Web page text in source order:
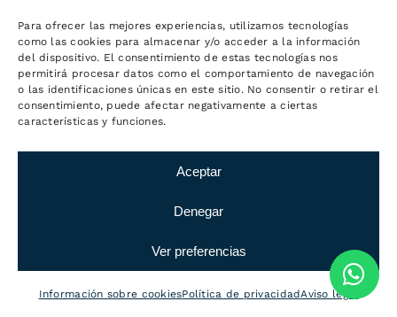
Para ofrecer las mejores experiencias, utilizamos tecnologías
como las cookies para almacenar y/o acceder a la información
del dispositivo. El consentimiento de estas tecnologías nos
permitirá procesar datos como el comportamiento de navegación
o las identificaciones únicas en este sitio. No consentir o retirar el
consentimiento, puede afectar negativamente a ciertas
características y funciones.
Aceptar
Denegar
Ver preferencias
Información sobre cookiesPolítica de privacidadAviso legal